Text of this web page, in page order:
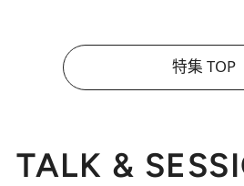
特集 TOP
TALK &